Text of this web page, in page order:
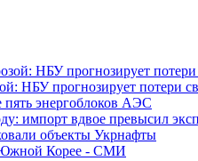
НБУ прогнозирует потери
пять энергоблоков АЭС
импорт вдвое превысил
объекты Укрнафты
Южной Корее - СМИ